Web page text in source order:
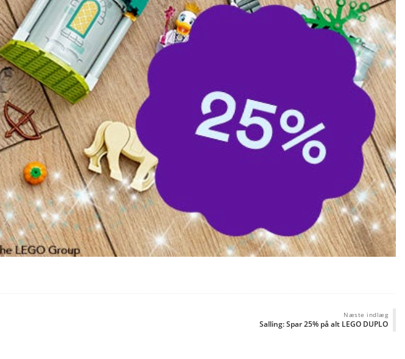
Næste indlæg
Salling: Spar 25% på alt LEGO DUPLO